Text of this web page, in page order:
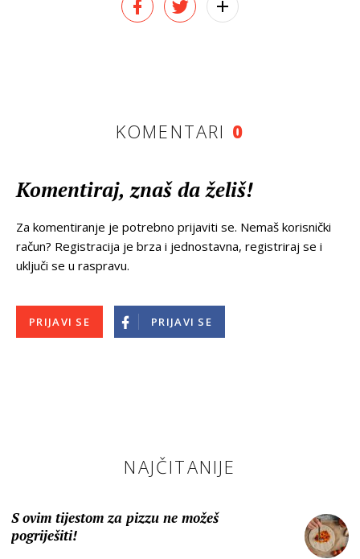
KOMENTARI 0
Komentiraj, znaš da želiš!
Za komentiranje je potrebno prijaviti se. Nemaš korisnički
račun? Registracija je brza i jednostavna, registriraj se i
uključi se u raspravu.
PRIJAVI SE PRIJAVI SE
NAJČITANIJE
S ovim tijestom za pizzu ne možeš
pogriješiti!